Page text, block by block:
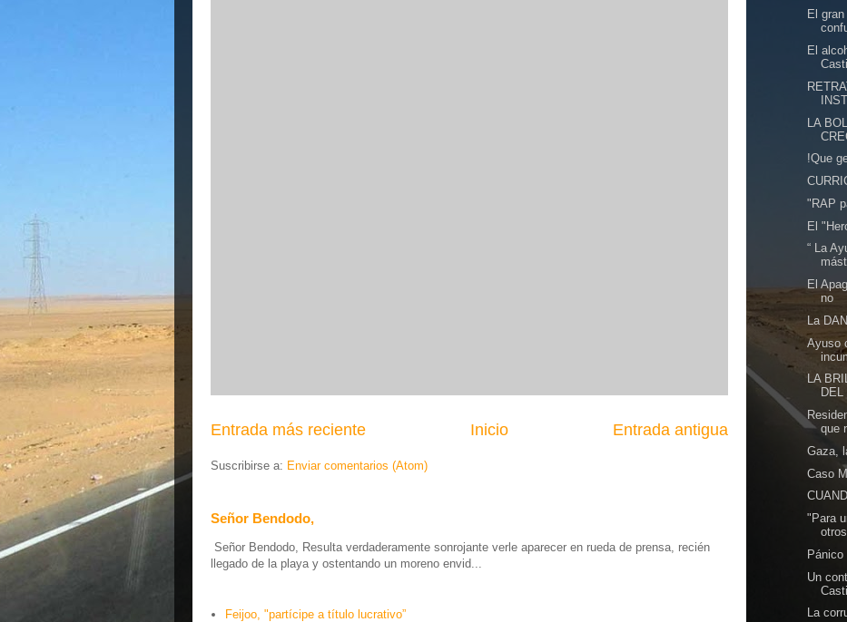
Entrada más reciente Entrada antigua
Inicio
Suscribirse a: Enviar comentarios (Atom)
Señor Bendodo,
Señor Bendodo, Resulta verdaderamente sonrojante verle aparecer en rueda de prensa, recién
llegado de la playa y ostentando un moreno envid...
Feijoo, "partícipe a título lucrativo”
El
El
LA
!Que
"RAP
El
“ La
El
no
La
Ayuso
LA
DEL
que
Gaza,
Caso
"Para
Pánico
Un
La